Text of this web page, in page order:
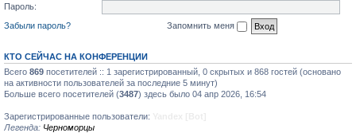
Пароль:
Забыли пароль?
Запомнить меня
КТО СЕЙЧАС НА КОНФЕРЕНЦИИ
Всего 869 посетителей :: 1 зарегистрированный, 0 скрытых и 868 гостей (основано
на активности пользователей за последние 5 минут)
Больше всего посетителей (3487) здесь было 04 апр 2026, 16:54
Зарегистрированные пользователи:
Легенда: Черноморцы